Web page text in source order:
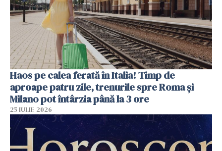
Haos pe calea ferată în Italia! Timp de
aproape patru zile, trenurile spre Roma și
Milano pot întârzia până la 3 ore
25 IULIE 2026